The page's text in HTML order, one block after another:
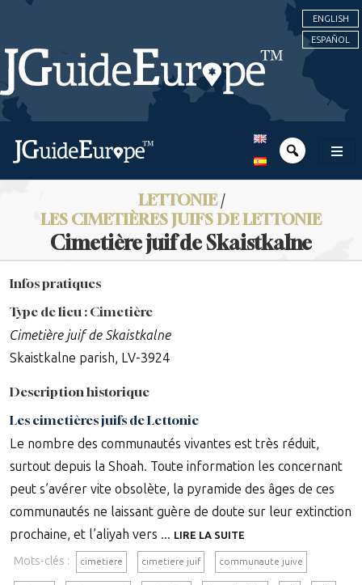
ENGLISH
ESPAÑOL
LETTONIE/
LES CIMETIÈRES JUIFS DE LETTONIE
Cimetière juif de Skaistkalne
Infos pratiques
Type de lieu : Cimetière
Cimetière juif de Skaistkalne
Skaistkalne parish, LV-3924
Description historique
Les cimetières juifs de Lettonie
Le nombre des communautés vivantes est très réduit,
surtout depuis la Shoah. Toute information les concernant
peut s’avérer vite obsolète, la pyramide des âges de ces
communautés ne laissant guère de doute sur leur extinction
prochaine, et l’aliyah vers ... LIRE LA SUITE
Mots-clés : cimetiere cimetiere juif communaute juive